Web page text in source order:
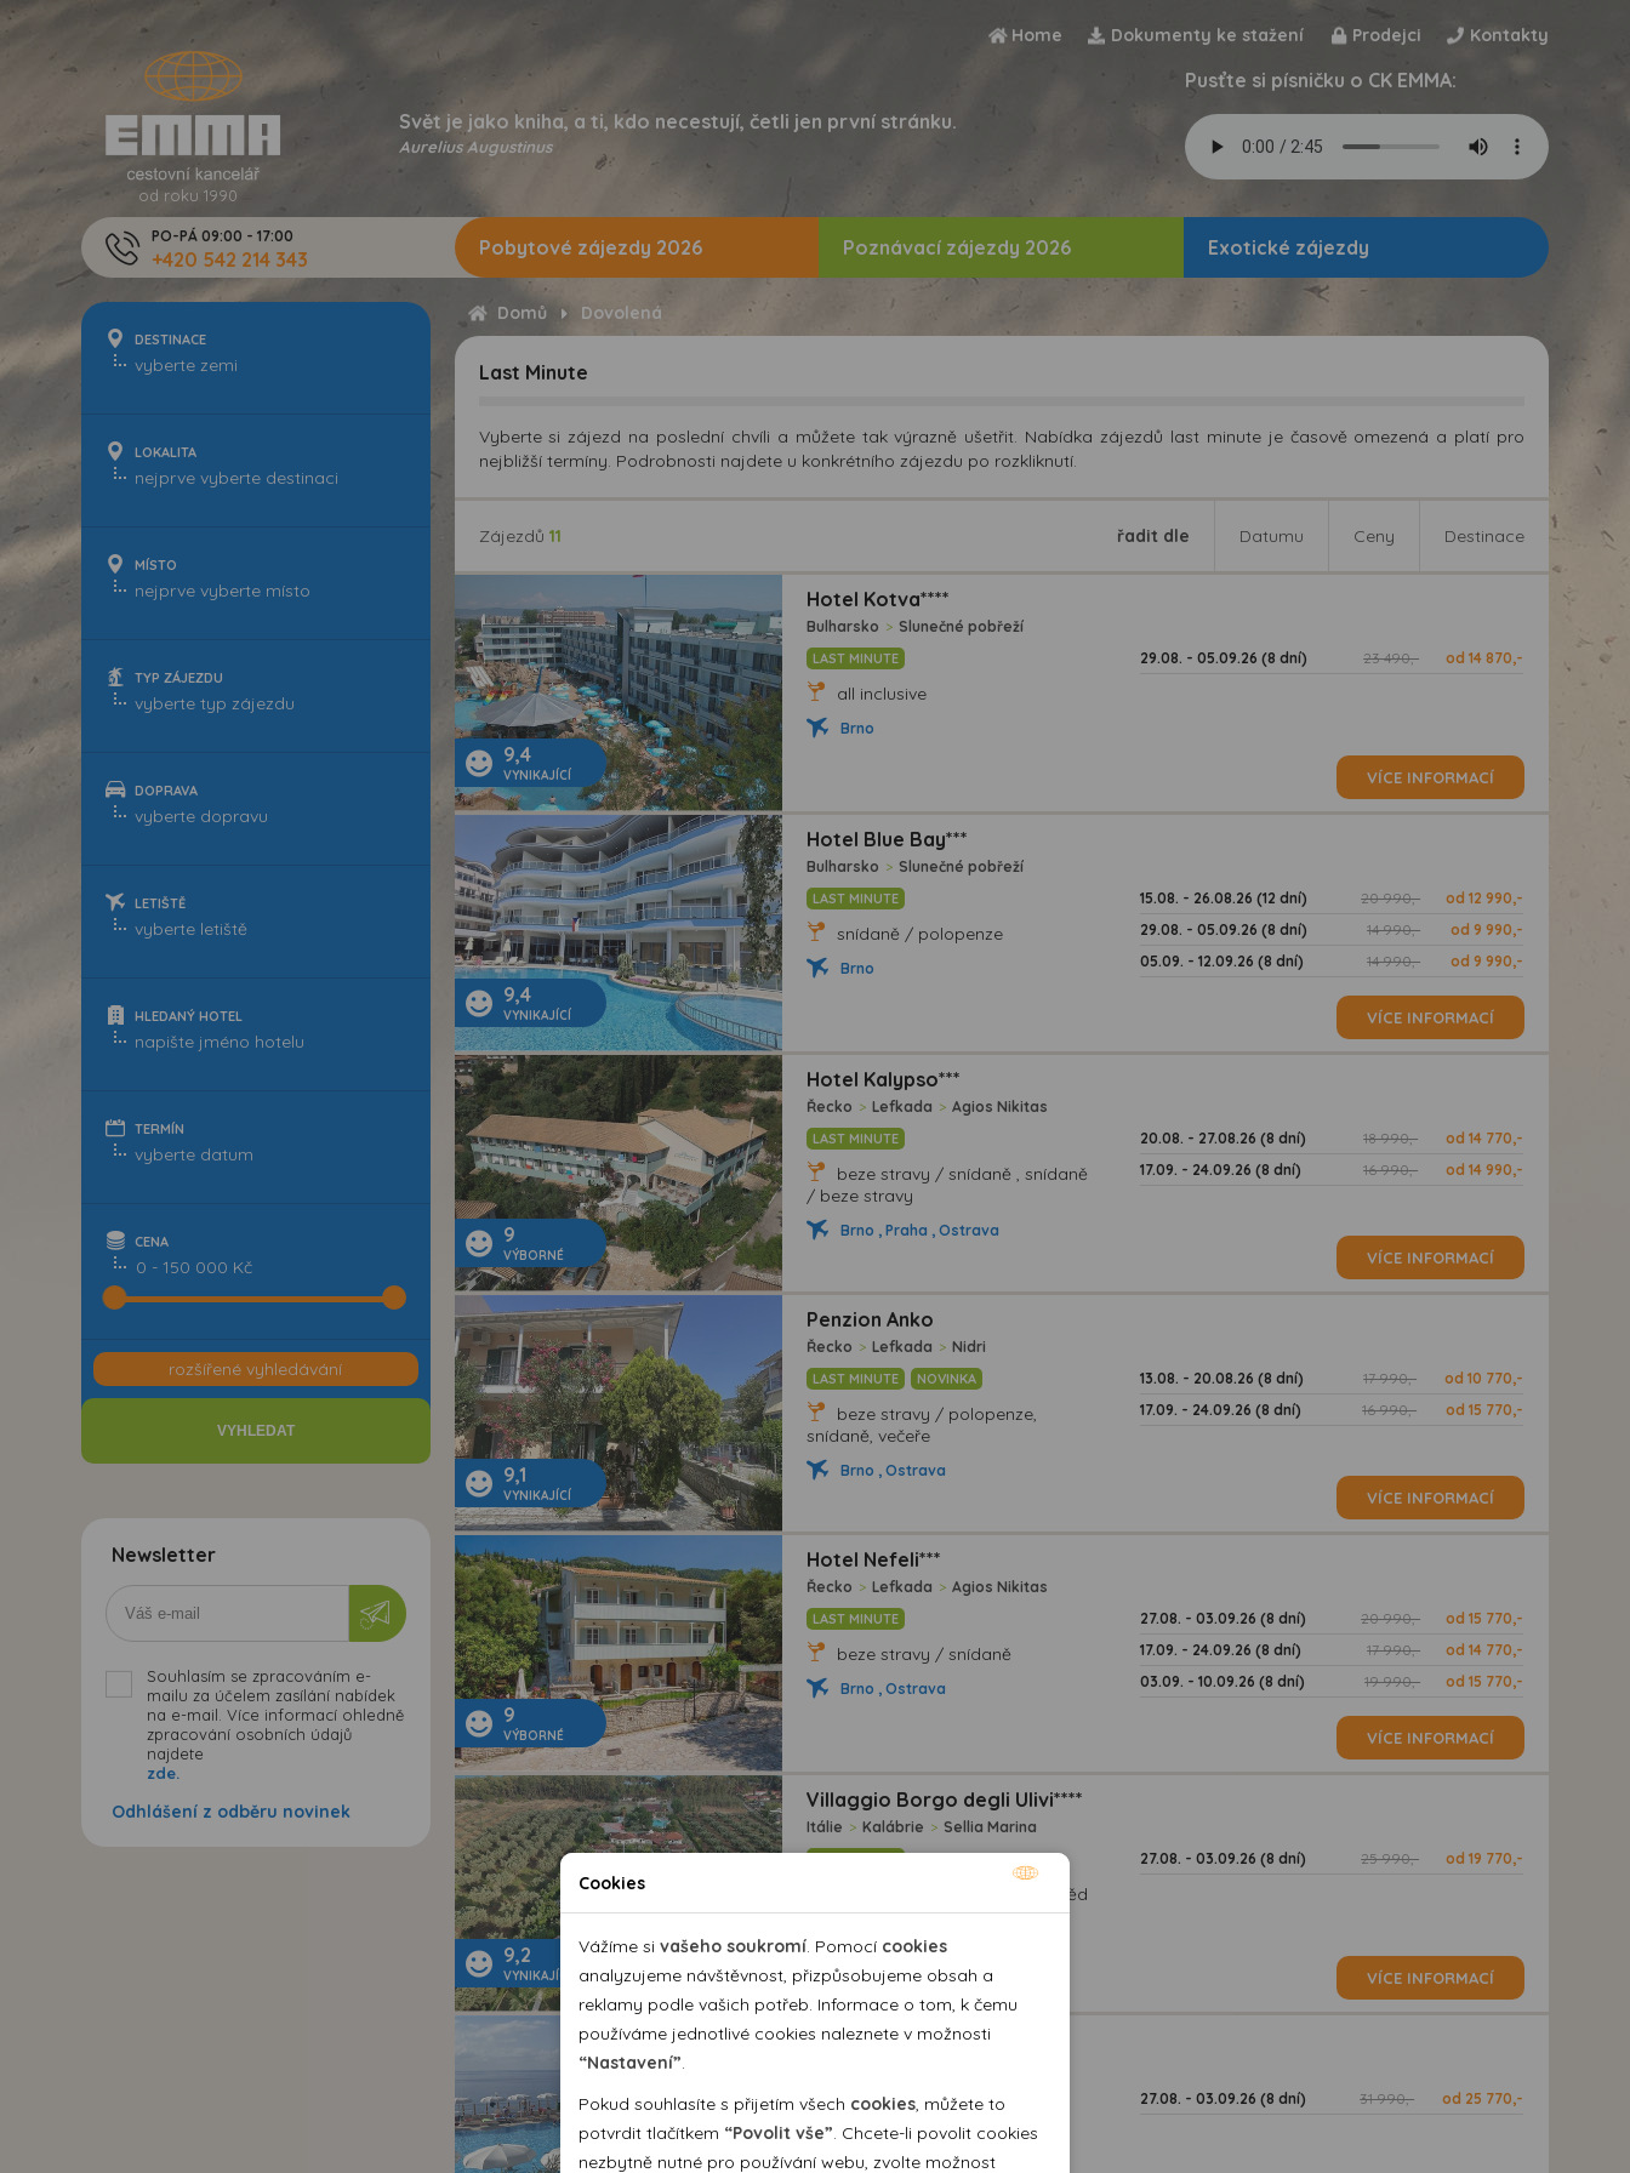
Home Dokumenty ke stažení Prodejci Kontakty
od roku 1990
Svět je jako kniha, a ti, kdo necestují, četli jen první stránku.
Aurelius Augustinus
Pusťte si písničku o CK EMMA:
PO-PÁ 09:00 - 17:00
+420 542 214 343
DESTINACE
LOKALITA
MÍSTO
TYP ZÁJEZDU
DOPRAVA
LETIŠTĚ
HLEDANÝ HOTEL
TERMÍN
CENA
0 - 150 000 Kč
rozšířené vyhledávání
Newsletter
Souhlasím se zpracováním e-
mailu za účelem zasílání nabídek
na e-mail. Více informací ohledně
zpracování osobních údajů
najdete
zde.
Odhlášení z odběru novinek
Pobytové zájezdy 2026 Poznávací zájezdy 2026 Exotické zájezdy
Domů Dovolená
Last Minute
Vyberte si zájezd na poslední chvíli a můžete tak výrazně ušetřit. Nabídka zájezdů last minute je časově omezená a platí pro
nejbližší termíny. Podrobnosti najdete u konkrétního zájezdu po rozkliknutí.
Zájezdů 11 řadit dle Datumu Ceny Destinace
9,4
VYNIKAJÍCÍ
Hotel Kotva****
Bulharsko > Slunečné pobřeží
LAST MINUTE
all inclusive
Brno
29.08. - 05.09.26 (8 dní) 23 490,- od 14 870,-
VÍCE INFORMACÍ
9,4
VYNIKAJÍCÍ
Hotel Blue Bay***
Bulharsko > Slunečné pobřeží
LAST MINUTE
snídaně / polopenze
Brno
15.08. - 26.08.26 (12 dní) 20 990,-
od 12 990,-
29.08. - 05.09.26 (8 dní)
14 990,-
od 9 990,-
05.09. - 12.09.26 (8 dní)
14 990,- od 9 990,-
VÍCE INFORMACÍ
9
VÝBORNÉ
Hotel Kalypso***
Řecko > Lefkada > Agios Nikitas
LAST MINUTE
beze stravy / snídaně , snídaně
/ beze stravy
Brno , Praha , Ostrava
20.08. - 27.08.26 (8 dní) 18 990,-
od 14 770,-
17.09. - 24.09.26 (8 dní)
16 990,- od 14 990,-
VÍCE INFORMACÍ
9,1
VYNIKAJÍCÍ
Penzion Anko
Řecko > Lefkada > Nidri
LAST MINUTE NOVINKA
beze stravy / polopenze,
snídaně, večeře
Brno , Ostrava
13.08. - 20.08.26 (8 dní) 17 990,-
od 10 770,-
17.09. - 24.09.26 (8 dní)
16 990,- od 15 770,-
VÍCE INFORMACÍ
9
VÝBORNÉ
Hotel Nefeli***
Řecko > Lefkada > Agios Nikitas
LAST MINUTE
beze stravy / snídaně
Brno , Ostrava
27.08. - 03.09.26 (8 dní) 20 990,-
od 15 770,-
17.09. - 24.09.26 (8 dní)
17 990,-
od 14 770,-
03.09. - 10.09.26 (8 dní)
19 990,- od 15 770,-
VÍCE INFORMACÍ
9,2
VYNIKAJÍCÍ
Villaggio Borgo degli Ulivi****
Itálie > Kalábrie > Sellia Marina
LAST MINUTE
polopenze / beze stravy, Oběd
27.08. - 03.09.26 (8 dní) 25 990,- od 19 770,-
VÍCE INFORMACÍ
Hotel Poggio di Tropea***
LAST MINUTE
light all inclusive
Brno
27.08. - 03.09.26 (8 dní) 31 990,- od 25 770,-
Cookies
Vážíme si vašeho soukromí. Pomocí cookies
analyzujeme návštěvnost, přizpůsobujeme obsah a
reklamy podle vašich potřeb. Informace o tom, k čemu
používáme jednotlivé cookies naleznete v možnosti
“Nastavení”.
Pokud souhlasíte s přijetím všech cookies, můžete to
potvrdit tlačítkem “Povolit vše”. Chcete-li povolit cookies
nezbytně nutné pro používání webu, zvolte možnost
Nutné cookies pomáhají, aby byla webová stránka
použitelná tak, že umožní základní funkce jako navigace
stránky a přístup k zabezpečeným sekcím webové stránky.
Webová stránka nemůže správně fungovat bez těchto
cookies.
Analytické cookies
Pomocí analytických cookies můžeme měřit návštěvnost